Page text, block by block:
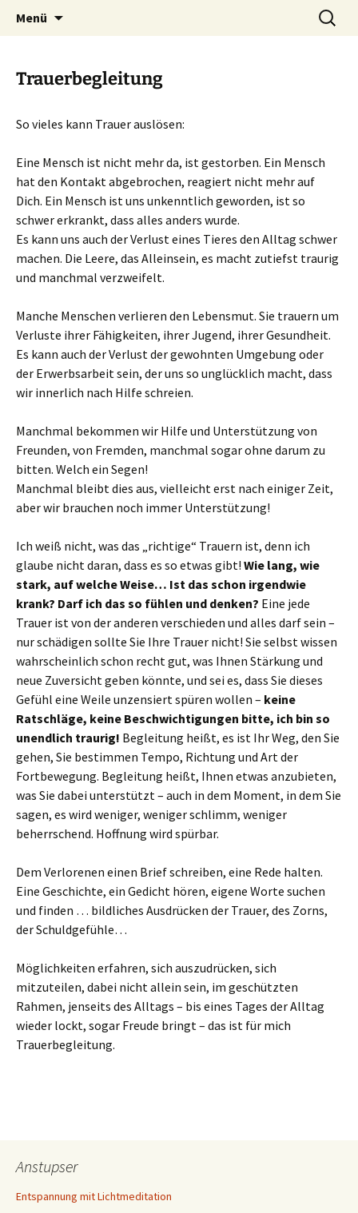
Ulrike Roderwald
Heilpraktische Psychotherapie
Menü
Suche
nach:
Trauerbegleitung
So vieles kann Trauer auslösen:
Eine Mensch ist nicht mehr da, ist gestorben. Ein Mensch
hat den Kontakt abgebrochen, reagiert nicht mehr auf
Dich. Ein Mensch ist uns unkenntlich geworden, ist so
schwer erkrankt, dass alles anders wurde.
Es kann uns auch der Verlust eines Tieres den Alltag schwer
machen. Die Leere, das Alleinsein, es macht zutiefst traurig
und manchmal verzweifelt.
Manche Menschen verlieren den Lebensmut. Sie trauern um
Verluste ihrer Fähigkeiten, ihrer Jugend, ihrer Gesundheit.
Es kann auch der Verlust der gewohnten Umgebung oder
der Erwerbsarbeit sein, der uns so unglücklich macht, dass
wir innerlich nach Hilfe schreien.
Manchmal bekommen wir Hilfe und Unterstützung von
Freunden, von Fremden, manchmal sogar ohne darum zu
bitten. Welch ein Segen!
Manchmal bleibt dies aus, vielleicht erst nach einiger Zeit,
aber wir brauchen noch immer Unterstützung!
Ich weiß nicht, was das „richtige“ Trauern ist, denn ich
glaube nicht daran, dass es so etwas gibt! Wie lang, wie
stark, auf welche Weise… Ist das schon irgendwie
krank? Darf ich das so fühlen und denken? Eine jede
Trauer ist von der anderen verschieden und alles darf sein –
nur schädigen sollte Sie Ihre Trauer nicht! Sie selbst wissen
wahrscheinlich schon recht gut, was Ihnen Stärkung und
neue Zuversicht geben könnte, und sei es, dass Sie dieses
Gefühl eine Weile unzensiert spüren wollen – keine
Ratschläge, keine Beschwichtigungen bitte, ich bin so
unendlich traurig! Begleitung heißt, es ist Ihr Weg, den Sie
gehen, Sie bestimmen Tempo, Richtung und Art der
Fortbewegung. Begleitung heißt, Ihnen etwas anzubieten,
was Sie dabei unterstützt – auch in dem Moment, in dem Sie
sagen, es wird weniger, weniger schlimm, weniger
beherrschend. Hoffnung wird spürbar.
Dem Verlorenen einen Brief schreiben, eine Rede halten.
Eine Geschichte, ein Gedicht hören, eigene Worte suchen
und finden … bildliches Ausdrücken der Trauer, des Zorns,
der Schuldgefühle…
Möglichkeiten erfahren, sich auszudrücken, sich
mitzuteilen, dabei nicht allein sein, im geschützten
Rahmen, jenseits des Alltags – bis eines Tages der Alltag
wieder lockt, sogar Freude bringt – das ist für mich
Trauerbegleitung.
Anstupser
Entspannung mit Lichtmeditation